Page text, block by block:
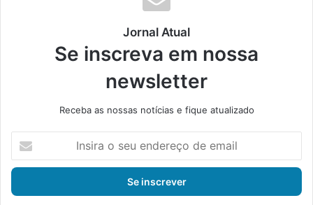
Jornal Atual
Se inscreva em nossa
newsletter
Receba as nossas notícias e fique atualizado
s
r